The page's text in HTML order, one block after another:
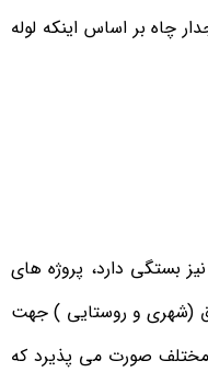
چاه بر اساس اینکه لوله
بستگی دارد، پروژه های
(شهری و روستایی ) جهت
صورت می پذیرد که